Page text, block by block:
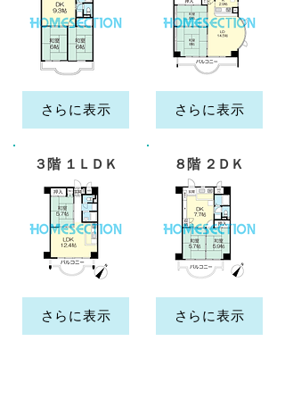
さらに表示 さらに表示
３階 １ＬＤＫ
さらに表示
８階 ２ ＤＫ
さらに表示